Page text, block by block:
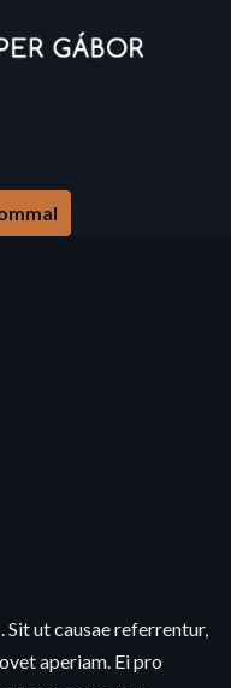
ut causae referrentur,
aperiam. Ei pro